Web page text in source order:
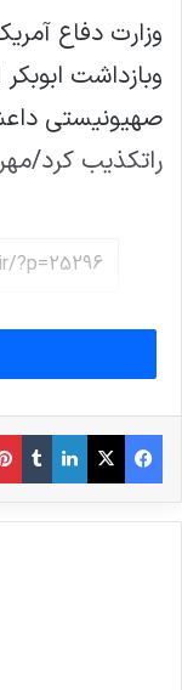
وزارت دفاع
وبازداشت
صهیونیستی
راتکذیب کرد/مهر
فیس بوک X لینکدین